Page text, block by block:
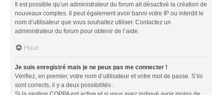
Il est possible qu’un administrateur du forum ait désactivé la création de
nouveaux comptes. Il peut également avoir banni votre IP ou interdit le
nom d’utilisateur que vous souhaitez utiliser. Contactez un
administrateur du forum pour obtenir de l’aide.
Haut
Je suis enregistré mais je ne peux pas me connecter !
Vérifiez, en premier, votre nom d’utilisateur et votre mot de passe. S’ils
sont corrects, il y a deux possibilités :